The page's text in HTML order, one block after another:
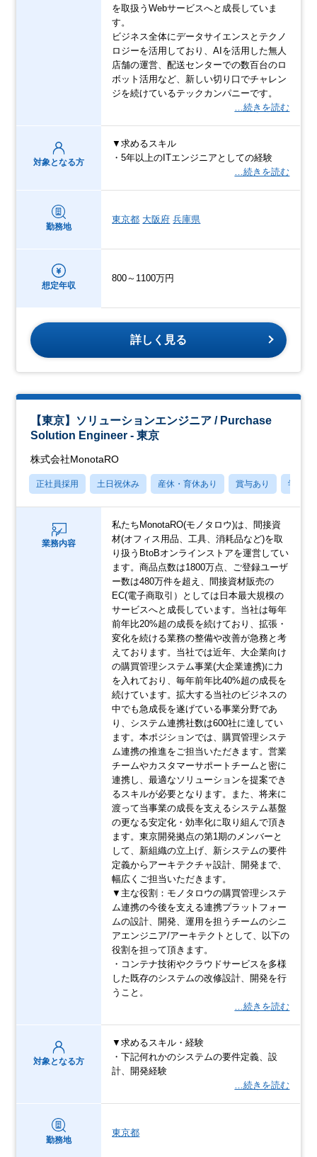
を取扱うWebサービスへと成長していま
す。
ビジネス全体にデータサイエンスとテクノ
ロジーを活用しており、AIを活用した無人
店舗の運営、配送センターでの数百台のロ
ボット活用など、新しい切り口でチャレン
ジを続けているテックカンパニーです。
…続きを読む
対象となる方
▼求めるスキル
・5年以上のITエンジニアとしての経験
…続きを読む
勤務地
東京都 大阪府 兵庫県
想定年収
800～1100万円
詳しく見る
【東京】ソリューションエンジニア / Purchase
Solution Engineer - 東京
株式会社MonotaRO
正社員採用 土日祝休み 産休・育休あり 賞与あり 学歴不
業務内容
私たちMonotaRO(モノタロウ)は、間接資
材(オフィス用品、工具、消耗品など)を取
り扱うBtoBオンラインストアを運営してい
ます。商品点数は1800万点、ご登録ユーザ
ー数は480万件を超え、間接資材販売の
EC(電子商取引）としては日本最大規模の
サービスへと成長しています。当社は毎年
前年比20%超の成長を続けており、拡張・
変化を続ける業務の整備や改善が急務と考
えております。当社では近年、大企業向け
の購買管理システム事業(大企業連携)に力
を入れており、毎年前年比40%超の成長を
続けています。拡大する当社のビジネスの
中でも急成長を遂げている事業分野であ
り、システム連携社数は600社に達してい
ます。本ポジションでは、購買管理システ
ム連携の推進をご担当いただきます。営業
チームやカスタマーサポートチームと密に
連携し、最適なソリューションを提案でき
るスキルが必要となります。また、将来に
渡って当事業の成長を支えるシステム基盤
の更なる安定化・効率化に取り組んで頂き
ます。東京開発拠点の第1期のメンバーと
して、新組織の立上げ、新システムの要件
定義からアーキテクチャ設計、開発まで、
幅広くご担当いただきます。
▼主な役割：モノタロウの購買管理システ
ム連携の今後を支える連携プラットフォー
ムの設計、開発、運用を担うチームのシニ
アエンジニア/アーキテクトとして、以下の
役割を担って頂きます。
・コンテナ技術やクラウドサービスを多様
した既存のシステムの改修設計、開発を行
うこと。
…続きを読む
対象となる方
▼求めるスキル・経験
・下記何れかのシステムの要件定義、設
計、開発経験
…続きを読む
勤務地
東京都